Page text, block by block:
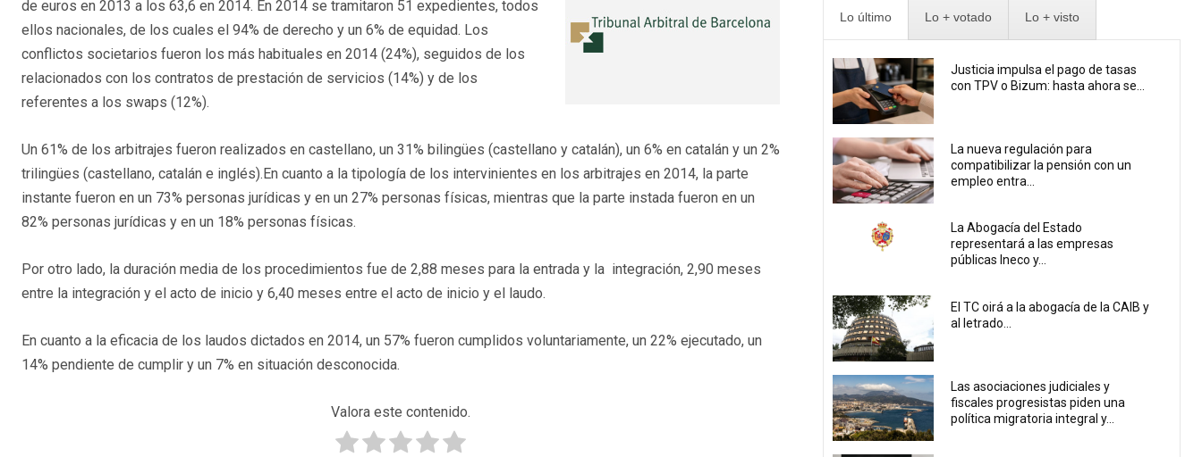
de euros en 2013 a los 63,6 en 2014. En 2014 se tramitaron 51 expedientes, todos
ellos nacionales, de los cuales el 94% de derecho y un 6% de equidad. Los
conflictos societarios fueron los más habituales en 2014 (24%), seguidos de los
relacionados con los contratos de prestación de servicios (14%) y de los
referentes a los swaps (12%).
Un 61% de los arbitrajes fueron realizados en castellano, un 31% bilingües (castellano y catalán), un 6% en catalán y un 2%
trilingües (castellano, catalán e inglés).En cuanto a la tipología de los intervinientes en los arbitrajes en 2014, la parte
instante fueron en un 73% personas jurídicas y en un 27% personas físicas, mientras que la parte instada fueron en un
82% personas jurídicas y en un 18% personas físicas.
Por otro lado, la duración media de los procedimientos fue de 2,88 meses para la entrada y la integración, 2,90 meses
entre la integración y el acto de inicio y 6,40 meses entre el acto de inicio y el laudo.
En cuanto a la eficacia de los laudos dictados en 2014, un 57% fueron cumplidos voluntariamente, un 22% ejecutado, un
14% pendiente de cumplir y un 7% en situación desconocida.
Valora este contenido.
Lo último Lo + votado Lo + visto
Justicia impulsa el pago de tasas
con TPV o Bizum: hasta ahora se...
La nueva regulación para
compatibilizar la pensión con un
empleo entra...
La Abogacía del Estado
representará a las empresas
públicas Ineco y...
El TC oirá a la abogacía de la CAIB y
al letrado...
Las asociaciones judiciales y
fiscales progresistas piden una
política migratoria integral y...